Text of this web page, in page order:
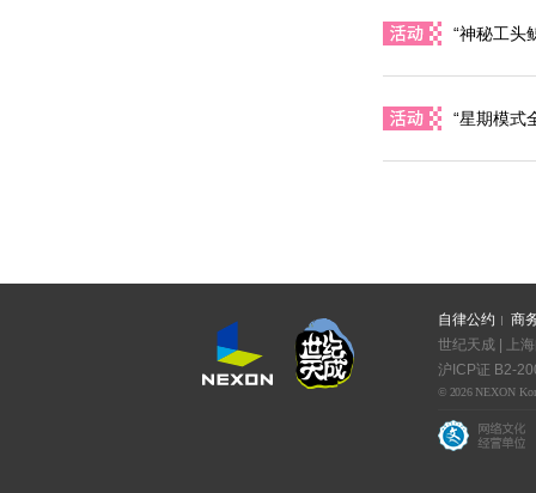
“神秘工头
“星期模式
自律公约
商
世纪天成 | 上
沪ICP证 B2-
© 2026 NEXON